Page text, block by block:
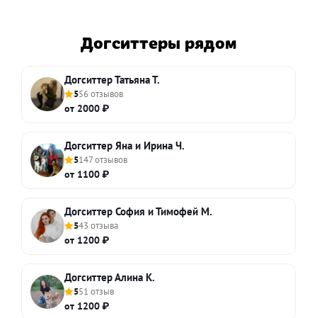
Догситтеры рядом
Догситтер Татьяна Т.
556 отзывов
от 2000 ₽
Догситтер Яна и Ирина Ч.
5147 отзывов
от 1100 ₽
Догситтер София и Тимофей М.
543 отзыва
от 1200 ₽
Догситтер Алина К.
551 отзыв
от 1200 ₽